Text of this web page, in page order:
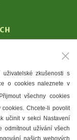
zkušenosti s
o cookies naleznete v
všechny cookies
Chcete-li povolit
učinit v sekci Nastavení
odmítnout užívání všech
našich webových